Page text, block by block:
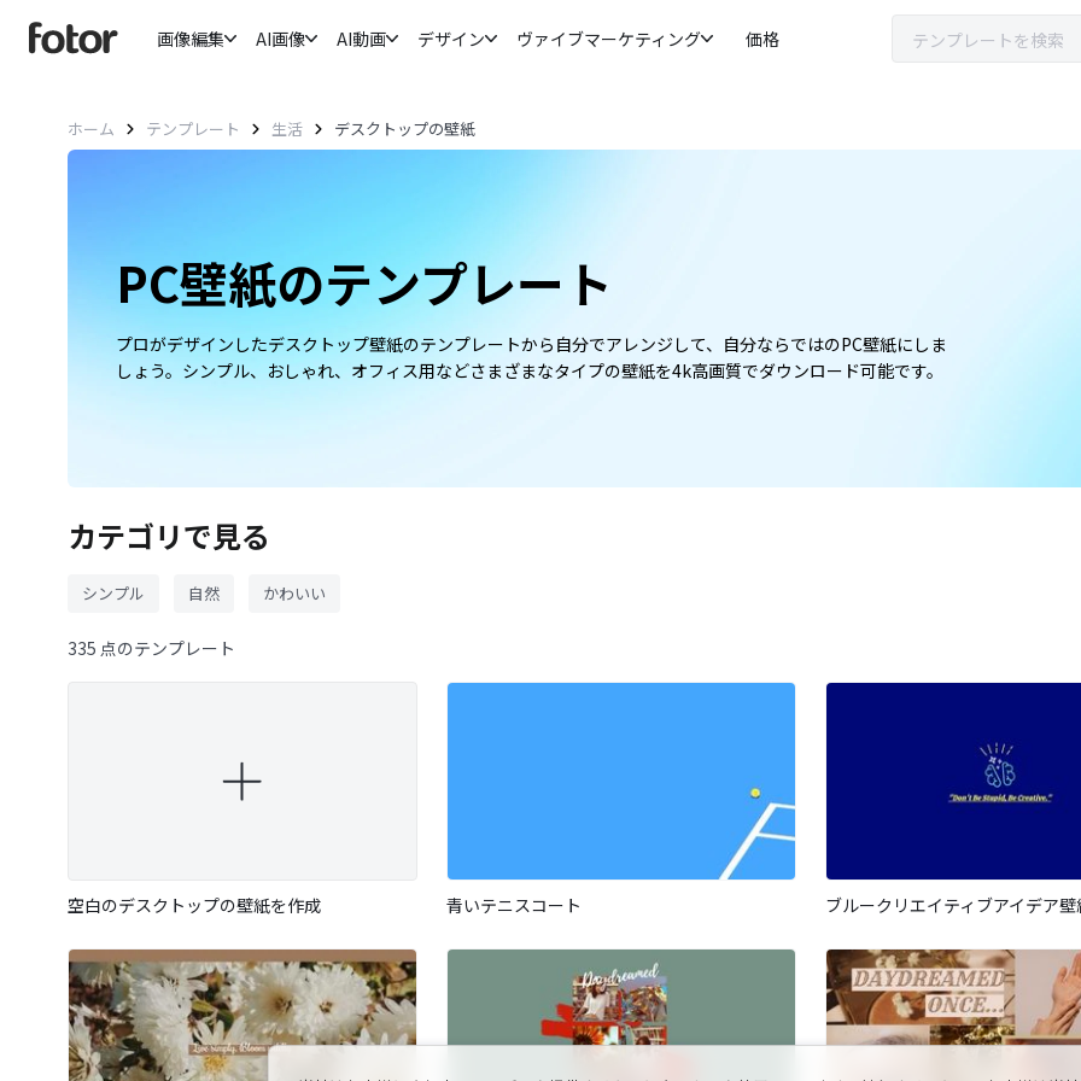
画像編集 AI画像 AI動画 デザイン ヴァイブマーケティング 価格
ホーム テンプレート 生活 デスクトップの壁紙
PC壁紙のテンプレート
プロがデザインしたデスクトップ壁紙のテンプレートから自分でアレンジして、自分ならではのPC壁紙にしま
しょう。シンプル、おしゃれ、オフィス用などさまざまなタイプの壁紙を4k高画質でダウンロード可能です。
カテゴリで見る
シンプル 自然 かわいい
335 点のテンプレート
空白のデスクトップの壁紙を作成 青いテニスコート ブルークリエイティブアイデア壁